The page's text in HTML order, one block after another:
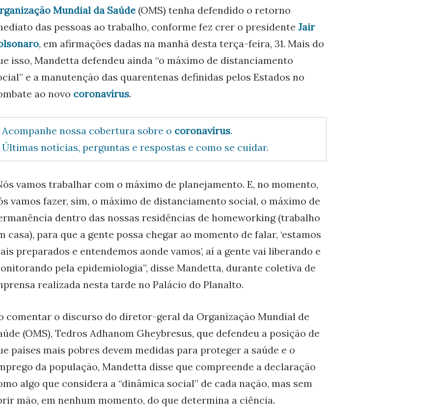
Mundial da Saúde (OMS) tenha defendido o retorno
das pessoas ao trabalho, conforme fez crer o presidente Jair
, em afirmações dadas na manhã desta terça-feira, 31. Mais do
isso, Mandetta defendeu ainda “o máximo de distanciamento
e a manutenção das quarentenas definidas pelos Estados no
ao novo coronavírus.
Acompanhe nossa cobertura sobre o coronavírus.
Últimas notícias, perguntas e respostas e como se cuidar.
vamos trabalhar com o máximo de planejamento. E, no momento,
vamos fazer, sim, o máximo de distanciamento social, o máximo de
dentro das nossas residências de homeworking (trabalho
casa), para que a gente possa chegar ao momento de falar, ‘estamos
preparados e entendemos aonde vamos’, aí a gente vai liberando e
pela epidemiologia”, disse Mandetta, durante coletiva de
realizada nesta tarde no Palácio do Planalto.
comentar o discurso do diretor-geral da Organização Mundial de
(OMS), Tedros Adhanom Gheybresus, que defendeu a posição de
países mais pobres devem medidas para proteger a saúde e o
da população, Mandetta disse que compreende a declaração
algo que considera a “dinâmica social” de cada nação, mas sem
mão, em nenhum momento, do que determina a ciência.